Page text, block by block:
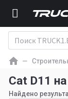
Cat D11
Найдено